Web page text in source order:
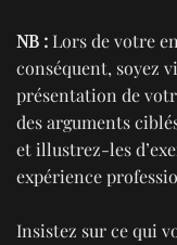
NB : Lors de votre
conséquent, soyez
présentation de
des arguments
et illustrez-les
expérience
Insistez sur ce qui